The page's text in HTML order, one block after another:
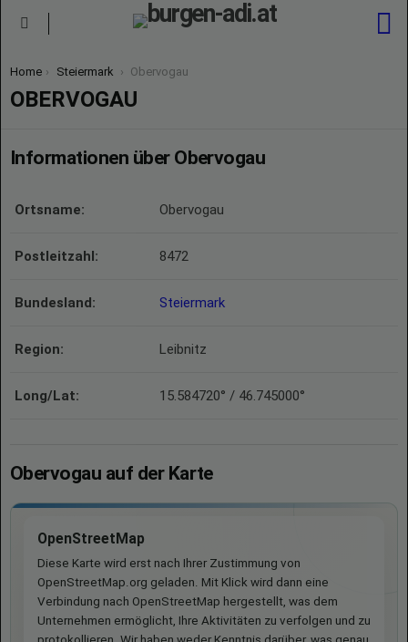
You are here:
Home Steiermark Obervogau
OBERVOGAU
Informationen über Obervogau
Ortsname: Obervogau
Postleitzahl: 8472
Bundesland: Steiermark
Region: Leibnitz
Long/Lat: 15.584720° / 46.745000°
Obervogau auf der Karte
OpenStreetMap
Diese Karte wird erst nach Ihrer Zustimmung von
OpenStreetMap.org geladen. Mit Klick wird dann eine
Verbindung nach OpenStreetMap hergestellt, was dem
Unternehmen ermöglicht, Ihre Aktivitäten zu verfolgen und zu